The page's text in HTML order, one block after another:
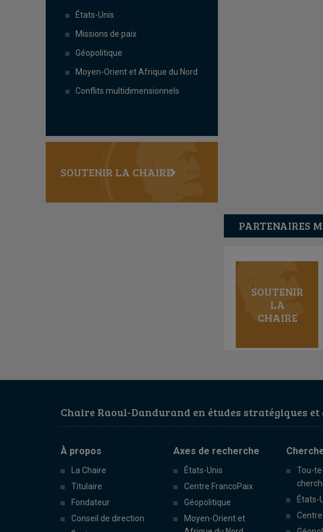
États-Unis
Missions de paix
Géopolitique
Moyen-Orient et Afrique du Nord
Conflits multidimensionnels
SOUTENIR LA CHAIRE
PARTENAIRES
SOUTENIR
LA
CHAIRE
Chaire Raoul-Dandurand en études stratégiques
À propos
La Chaire
Titulaire
Fondateur
Conseil de direction
Axes de recherche
États-Unis
Centre FrancoPaix
Géopolitique
Moyen-Orient et
Tou-
États-